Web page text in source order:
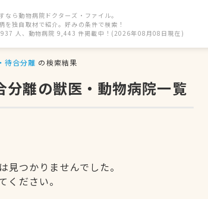
なら動物病院ドクターズ・ファイル。
を独自取材で紹介。好みの条件で検索！
937 人、動物病院 9,443 件掲載中！(2026年08月08日現在)
待合分離 の検索結果
離の獣医・動物病院一覧
つかりませんでした。
ください。